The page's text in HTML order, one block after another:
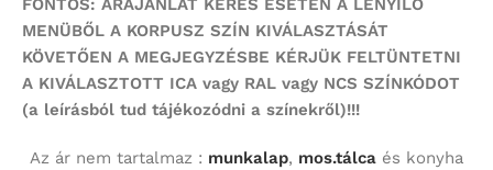
FONTOS: ÁRAJÁNLAT KÉRÉS ESETÉN A LENYÍLÓ
MENÜBŐL A KORPUSZ SZÍN KIVÁLASZTÁSÁT
KÖVETŐEN A MEGJEGYZÉSBE KÉRJÜK FELTÜNTETNI
A KIVÁLASZTOTT ICA vagy RAL vagy NCS SZÍNKÓDOT
(a leírásból tud tájékozódni a színekről)!!!
Az ár nem tartalmaz : munkalap, mos.tálca és konyha